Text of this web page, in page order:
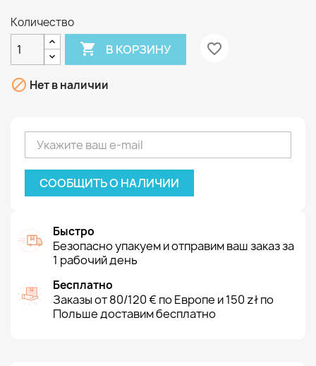
Количество
 В КОРЗИНУ favorite_border
 Нет в наличии
СООБЩИТЬ О НАЛИЧИИ
Быстро
Безопасно упакуем и отправим ваш заказ за
1 рабочий день
Бесплатно
Заказы от 80/120 € по Европе и 150 zł по
Польше доставим бесплатно